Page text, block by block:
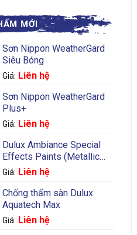
MỚI
Sơn Nippon WeatherGard
Siêu Bóng
Giá: Liên hệ
Sơn Nippon WeatherGard
Plus+
Giá: Liên hệ
Dulux Ambiance Special
Effects Paints (Metallic
Silver)
Giá: Liên hệ
Chống thấm sàn Dulux
Aquatech Max
Giá: Liên hệ